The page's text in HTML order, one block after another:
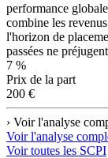
performance
combine les
l'horizon de
passées ne
7 %
Prix de la part
200 €
› Voir l'analyse
Voir l'analyse
Voir toutes les SCPI